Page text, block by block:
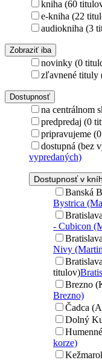
kniha (60
e-kniha (22
audiokniha (3
Zobraziť iba
novinky (0
zľavnené tituly
Dostupnosť
na centrálnom
predpredaj (0
pripravujeme
dostupná (bez
vypredaných)
Dostupnosť v
Banská
Bystrica
- Cubicon
Nivy
titulov)
Brezno
Brezno)
Čadca
Dolný
korze)